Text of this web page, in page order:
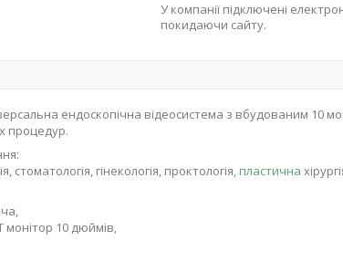
У компанії підключені
покидаючи сайту.
ендоскопічна відеосистема з вбудованим 10
процедур.
стоматологія, гінекологія, проктологія, пластична
10 дюймів,